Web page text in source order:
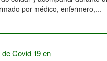
por médico, enfermero,...
Covid 19 en